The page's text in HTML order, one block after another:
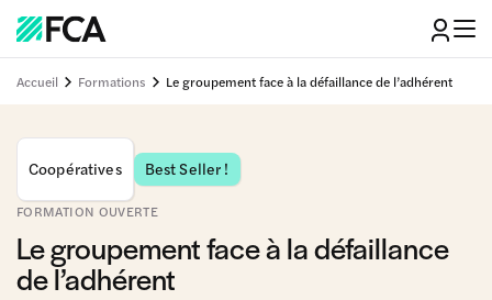
Accueil Formations Le groupement face à la défaillance de l’adhérent
Coopératives Best Seller !
FORMATION OUVERTE
Le groupement face à la défaillance
de l’adhérent